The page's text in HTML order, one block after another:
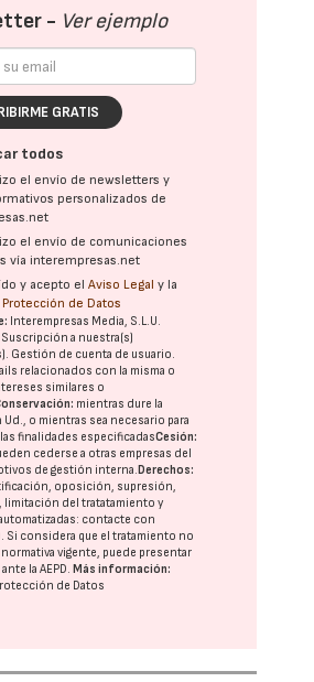
- Ver ejemplo
GRATIS
todos
el envío de newsletters y
personalizados de
el envío de comunicaciones
vía interempresas.net
y acepto elAviso Legal y la
de Datos
Interempresas Media, S.L.U.
Suscripción a nuestra(s)
Gestión de cuenta de usuario.
relacionados con la misma o
similares o
mientras dure la
o mientras sea necesario para
las finalidades especificadasCesión:
cederse a otras empresas del
de gestión interna. Derechos:
oposición, supresión,
limitación del tratatamiento y
contacte con
. Si considera que el tratamiento no
normativa vigente, puede presentar
ante laAEPD. Más información:
de Datos